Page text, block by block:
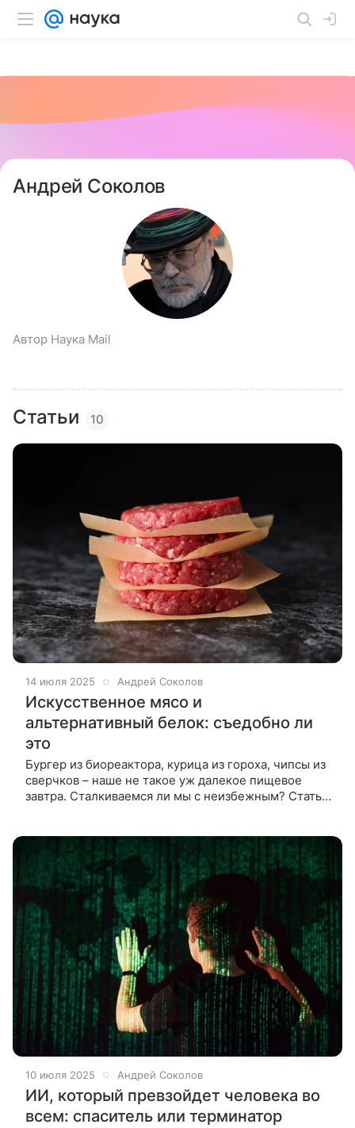
Андрей Соколов
Автор Наука Mail
Статьи 10
14 июля 2025 Андрей Соколов
Искусственное мясо и
альтернативный белок: съедобно ли
это
Бургер из биореактора, курица из гороха, чипсы из
сверчков – наше не такое уж далекое пищевое
завтра. Сталкиваемся ли мы с неизбежным? Статья
10 июля 2025 Андрей Соколов
ИИ, который превзойдет человека во
всем: спаситель или терминатор